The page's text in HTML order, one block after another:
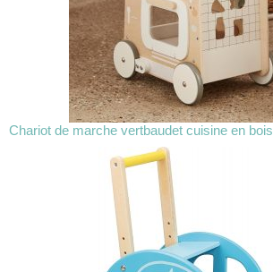
Chariot de marche vertbaudet cuisine en bois